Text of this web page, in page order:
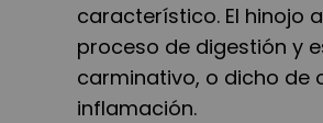
característico. El hinojo
proceso de digestión y
carminativo, o dicho de
inflamación.